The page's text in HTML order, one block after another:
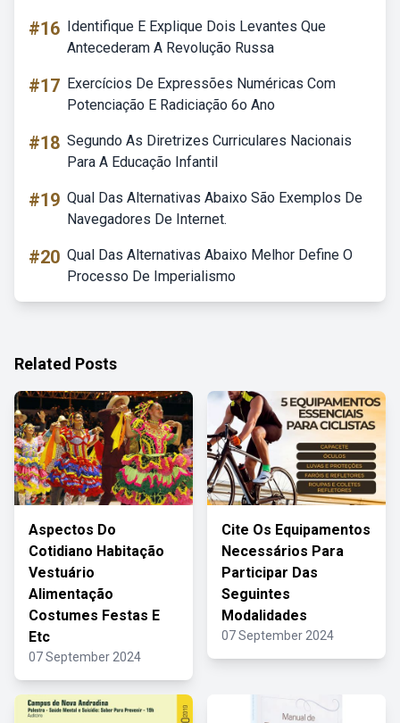
#16 Identifique E Explique Dois Levantes Que
Antecederam A Revolução Russa
#17 Exercícios De Expressões Numéricas Com
Potenciação E Radiciação 6o Ano
#18 Segundo As Diretrizes Curriculares Nacionais
Para A Educação Infantil
#19 Qual Das Alternativas Abaixo São Exemplos De
Navegadores De Internet.
#20 Qual Das Alternativas Abaixo Melhor Define O
Processo De Imperialismo
Related Posts
Aspectos Do
Cotidiano Habitação
Vestuário
Alimentação
Costumes Festas E
Etc
07 September 2024
Cite Os Equipamentos
Necessários Para
Participar Das
Seguintes
Modalidades
07 September 2024